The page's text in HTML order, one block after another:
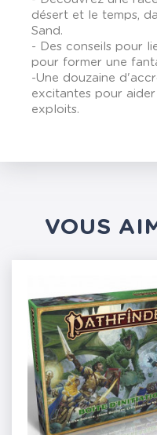
désert et le temps,
Sand.
- Des conseils pour
pour former une
-Une douzaine
excitantes pour
exploits.
VOUS